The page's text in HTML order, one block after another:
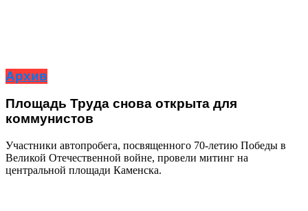
Архив
Площадь Труда снова открыта для
коммунистов
Участники автопробега, посвященного 70-летию Победы в
Великой Отечественной войне, провели митинг на
центральной площади Каменска.